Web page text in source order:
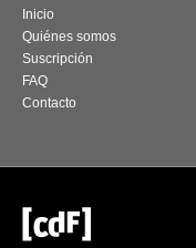
Inicio
Quiénes somos
Suscripción
FAQ
Contacto